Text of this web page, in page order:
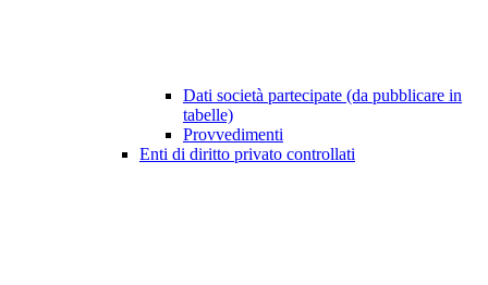
Dati società partecipate (da pubblicare in
tabelle)
Provvedimenti
Enti di diritto privato controllati